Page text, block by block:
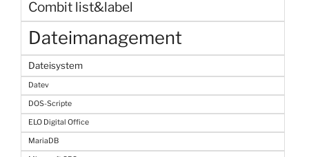
Combit list&label
Dateimanagement
Dateisystem
Datev
DOS-Scripte
ELO Digital Office
MariaDB